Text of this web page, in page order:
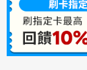
AFTEE先享後
如未於期限內完
訂購。使用
手機訊號暢通。
供，當您使用本
明）。其餘相關
(02)2600-
如對商有任
留言
(七) 國際航空
(八) 依消保法
契約應記載及不
演票券、旅遊住